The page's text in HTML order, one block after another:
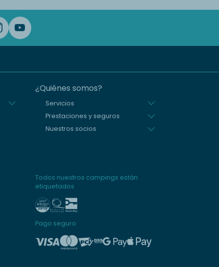
¿Quiénes somos?
Servicios
Prestaciones y seguros
Nuestros socios
Todos nuestros campings están
etiquetados
Pago seguro